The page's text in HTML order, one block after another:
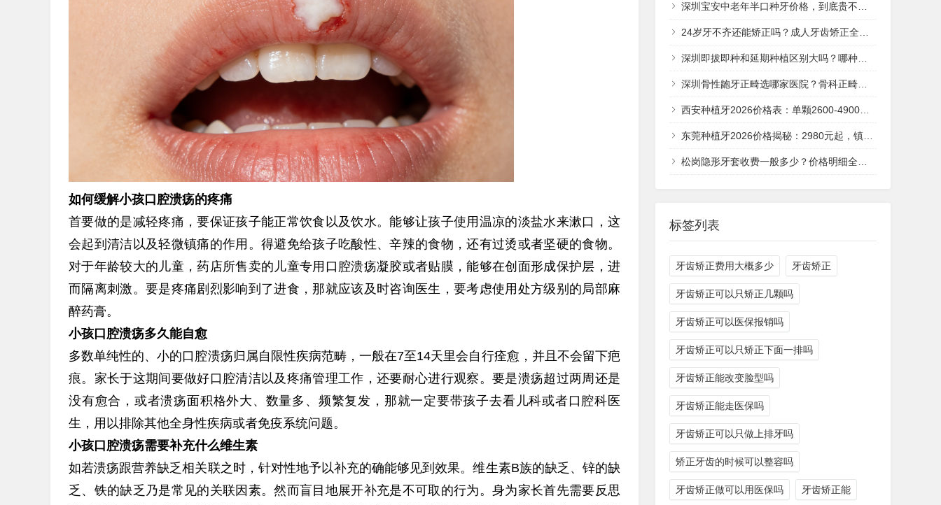
如何缓解小孩口腔溃疡的疼痛
首要做的是减轻疼痛，要保证孩子能正常饮食以及饮水。能够让孩子使用温凉的淡盐水来漱口，这
会起到清洁以及轻微镇痛的作用。得避免给孩子吃酸性、辛辣的食物，还有过烫或者坚硬的食物。
对于年龄较大的儿童，药店所售卖的儿童专用口腔溃疡凝胶或者贴膜，能够在创面形成保护层，进
而隔离刺激。要是疼痛剧烈影响到了进食，那就应该及时咨询医生，要考虑使用处方级别的局部麻
醉药膏。
小孩口腔溃疡多久能自愈
多数单纯性的、小的口腔溃疡归属自限性疾病范畴，一般在7至14天里会自行痊愈，并且不会留下疤
痕。家长于这期间要做好口腔清洁以及疼痛管理工作，还要耐心进行观察。要是溃疡超过两周还是
没有愈合，或者溃疡面积格外大、数量多、频繁复发，那就一定要带孩子去看儿科或者口腔科医
生，用以排除其他全身性疾病或者免疫系统问题。
小孩口腔溃疡需要补充什么维生素
如若溃疡跟营养缺乏相关联之时，针对性地予以补充的确能够见到效果。维生素B族的缺乏、锌的缺
乏、铁的缺乏乃是常见的关联因素。然而盲目地展开补充是不可取的行为。身为家长首先需要反思
深圳宝安中老年半口种牙价格，到底贵不贵？
24岁牙不齐还能矫正吗？成人牙齿矫正全攻略
深圳即拔即种和延期种植区别大吗？哪种更划算？
深圳骨性龅牙正畸选哪家医院？骨科正畸避坑全攻略
西安种植牙2026价格表：单颗2600-4900元贵不贵？
东莞种植牙2026价格揭秘：2980元起，镇街哪家性价比高？
松岗隐形牙套收费一般多少？价格明细全解析
标签列表
牙齿矫正费用大概多少 牙齿矫正
牙齿矫正可以只矫正几颗吗
牙齿矫正可以医保报销吗
牙齿矫正可以只矫正下面一排吗
牙齿矫正能改变脸型吗
牙齿矫正能走医保吗
牙齿矫正可以只做上排牙吗
矫正牙齿的时候可以整容吗
牙齿矫正做可以用医保吗 牙齿矫正能